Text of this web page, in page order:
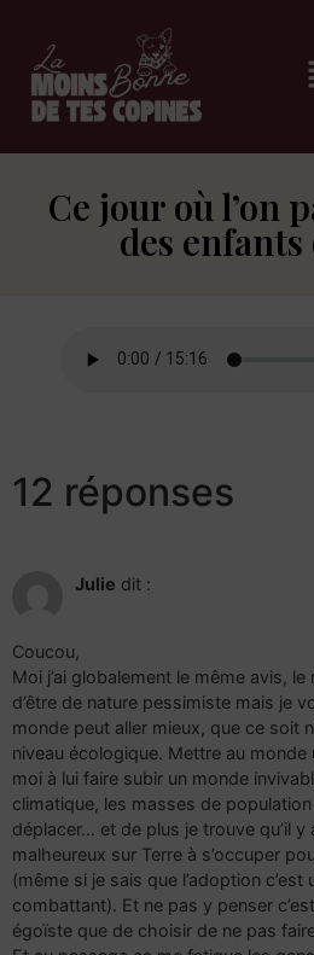
Ce jour où l’on
des enfants
12 réponses
Julie dit :
Coucou,
Moi j’ai globalement le même avis,
d’être de nature pessimiste mais je
monde peut aller mieux, que ce soit
niveau écologique. Mettre au
moi à lui faire subir un monde
climatique, les masses de
déplacer… et de plus je trouve qu’il y
malheureux sur Terre à s’occuper
(même si je sais que l’adoption
combattant). Et ne pas y penser
égoïste que de choisir de ne pas